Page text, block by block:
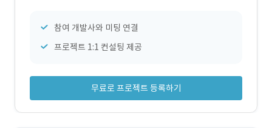
참여 개발사와 미팅 연결
프로젝트 1:1 컨설팅 제공
무료로 프로젝트 등록하기